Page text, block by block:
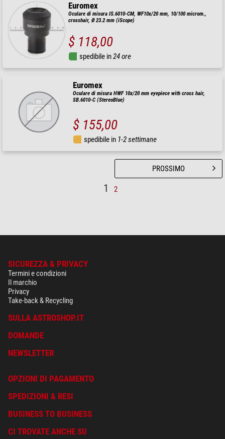
Euromex
Oculare di misura IS.6010-CM, WF10x/20 mm, 10/100 microm.,
crosshair, Ø 23.2 mm (iScope)
$ 118,00
spedibile in24 ore
Euromex
Oculare di misura HWF 10x/20 mm eyepiece with cross hair,
SB.6010-C (StereoBlue)
$ 155,00
spedibile in 1-2 settimane
1 2
PROSSIMO
SICUREZZA & PRIVACY
Termini e condizioni
Il marchio
Privacy
Take-back & Recycling
SULLA ASTROSHOP.IT
DOMANDE
NEWSLETTER
OPZIONI DI PAGAMENTO
SPEDIZIONI & RESI
BUSINESS TO BUSINESS
CI TROVATE ANCHE SU